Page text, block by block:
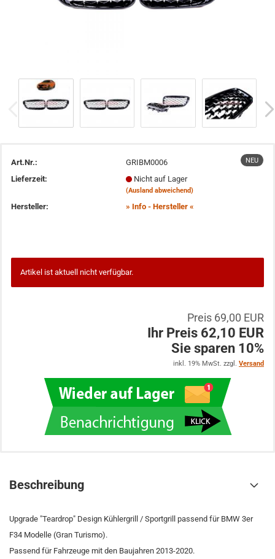
NEU
Art.Nr.:
GRIBM0006
Lieferzeit:
Nicht auf Lager
(Ausland abweichend)
Hersteller: » Info - Hersteller «
Artikel ist aktuell nicht verfügbar.
Preis 69,00 EUR
Ihr Preis 62,10 EUR
Sie sparen 10%
inkl. 19% MwSt. zzgl. Versand
Beschreibung
Upgrade "Teardrop" Design Kühlergrill / Sportgrill passend für BMW 3er
F34 Modelle (Gran Turismo).
Passend für Fahrzeuge mit den Baujahren 2013-2020.